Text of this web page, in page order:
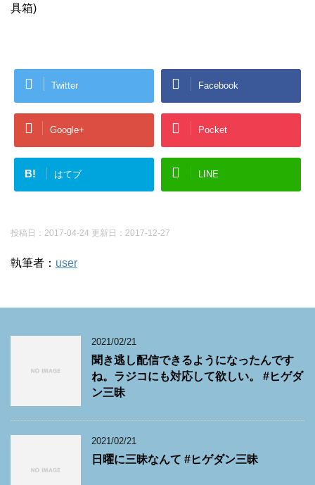
具箱)
Twitter Facebook
Google+ Pocket
B! はてブ LINE
投稿日：2017-04-24 更新日： 2017-12-27
執筆者： user
2021/02/21
聞き逃し配信できるようになったんです
ね。ラジコにも対応して欲しい。 #ヒゲダ
ン三昧
2021/02/21
日曜に三昧なんて #ヒゲダン三昧